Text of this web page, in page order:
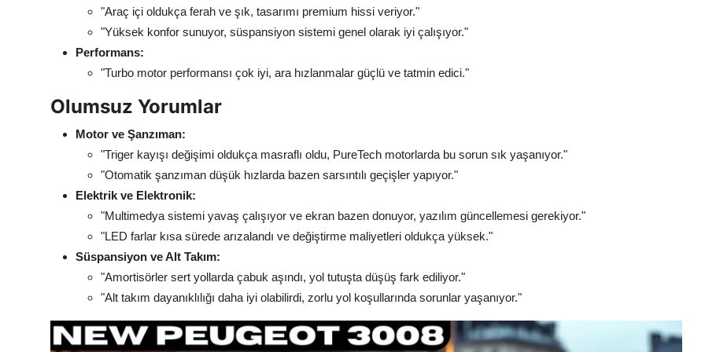
"Araç içi oldukça ferah ve şık, tasarımı premium hissi veriyor."
"Yüksek konfor sunuyor, süspansiyon sistemi genel olarak iyi çalışıyor."
Performans:
"Turbo motor performansı çok iyi, ara hızlanmalar güçlü ve tatmin edici."
Olumsuz Yorumlar
Motor ve Şanzıman:
"Triger kayışı değişimi oldukça masraflı oldu, PureTech motorlarda bu sorun sık yaşanıyor."
"Otomatik şanzıman düşük hızlarda bazen sarsıntılı geçişler yapıyor."
Elektrik ve Elektronik:
"Multimedya sistemi yavaş çalışıyor ve ekran bazen donuyor, yazılım güncellemesi gerekiyor."
"LED farlar kısa sürede arızalandı ve değiştirme maliyetleri oldukça yüksek."
Süspansiyon ve Alt Takım:
"Amortisörler sert yollarda çabuk aşındı, yol tutuşta düşüş fark ediliyor."
"Alt takım dayanıklılığı daha iyi olabilirdi, zorlu yol koşullarında sorunlar yaşanıyor."